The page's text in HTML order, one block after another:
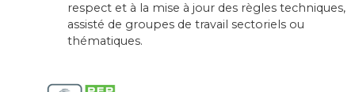
respect et à la mise à jour des règles techniques,
assisté de groupes de travail sectoriels ou
thématiques.